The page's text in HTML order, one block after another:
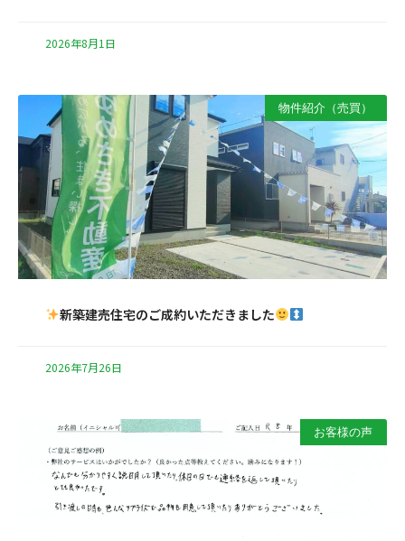
2026年8月1日
物件紹介（売買）
新築建売住宅のご成約いただきました
2026年7月26日
お客様の声